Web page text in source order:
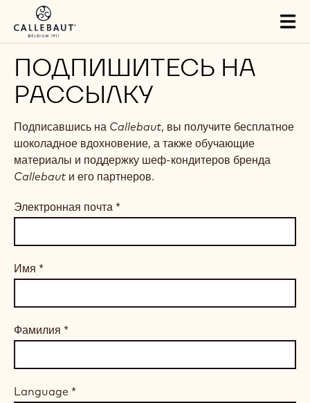
Skip to main content
ПОДПИШИТЕСЬ НА
РАССЫЛКУ
Подписавшись на Callebaut, вы получите бесплатное
шоколадное вдохновение, а также обучающие
материалы и поддержку шеф-кондитеров бренда
Callebaut и его партнеров.
Электронная почта *
Имя *
Фамилия *
Language *